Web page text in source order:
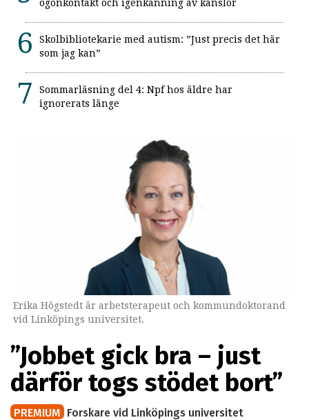
ögonkontakt och igenkänning av känslor
Skolbibliotekarie med autism: ”Just precis det här
som jag kan”
Sommarläsning del 4: Npf hos äldre har
ignorerats länge
Erika Högstedt är arbetsterapeut och kommundoktorand
vid Linköpings universitet.
”Jobbet gick bra – just
därför togs stödet bort”
PREMIUM Forskare vid Linköpings universitet